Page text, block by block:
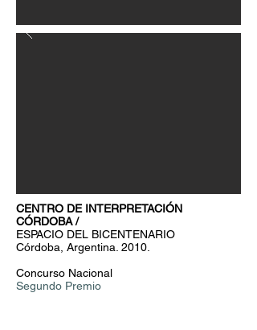
CENTRO DE INTERPRETACIÓN
CÓRDOBA /
ESPACIO DEL BICENTENARIO
Córdoba, Argentina. 2010.​
Concurso Nacional
Segundo Premio